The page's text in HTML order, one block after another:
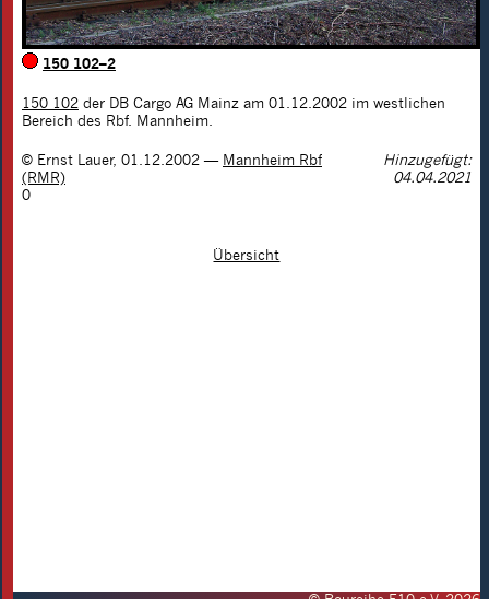
150 102–2
150 102 der DB Cargo AG Mainz am 01.12.2002 im westlichen
Bereich des Rbf. Mannheim.
© Ernst Lauer, 01.12.2002 — Mannheim Rbf
(RMR)
Hinzugefügt:
04.04.2021
0
Übersicht